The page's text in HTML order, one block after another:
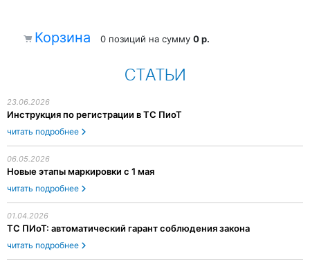
Корзина 0 позиций на сумму 0 р.
СТАТЬИ
23.06.2026
Инструкция по регистрации в ТС ПиоТ
читать подробнее
06.05.2026
Новые этапы маркировки с 1 мая
читать подробнее
01.04.2026
ТС ПИоТ: автоматический гарант соблюдения закона
читать подробнее